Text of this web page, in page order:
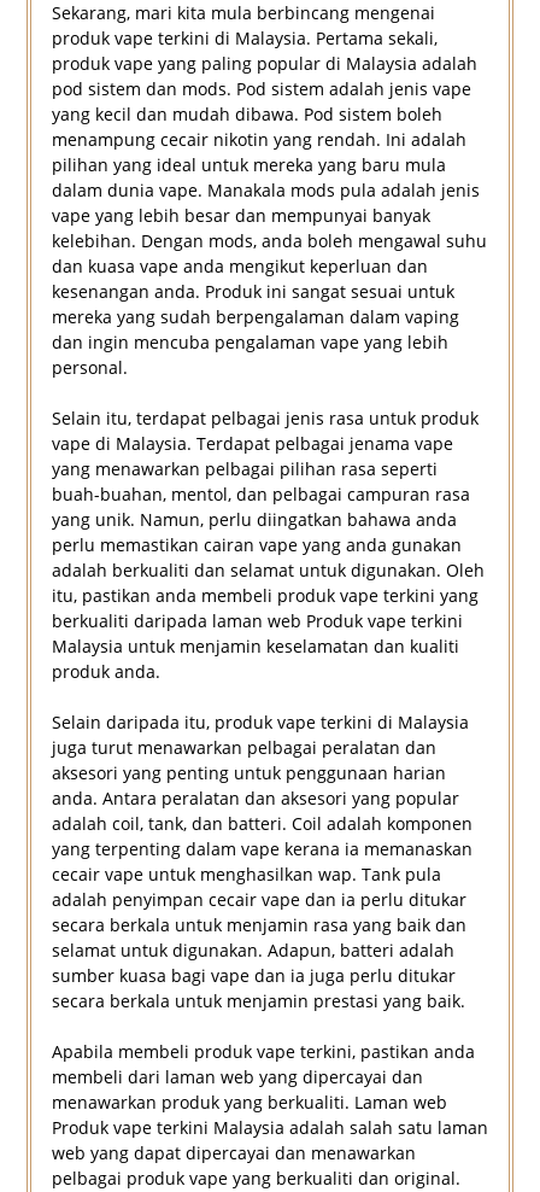
Sekarang, mari kita mula berbincang mengenai
produk vape terkini di Malaysia. Pertama sekali,
produk vape yang paling popular di Malaysia adalah
pod sistem dan mods. Pod sistem adalah jenis vape
yang kecil dan mudah dibawa. Pod sistem boleh
menampung cecair nikotin yang rendah. Ini adalah
pilihan yang ideal untuk mereka yang baru mula
dalam dunia vape. Manakala mods pula adalah jenis
vape yang lebih besar dan mempunyai banyak
kelebihan. Dengan mods, anda boleh mengawal suhu
dan kuasa vape anda mengikut keperluan dan
kesenangan anda. Produk ini sangat sesuai untuk
mereka yang sudah berpengalaman dalam vaping
dan ingin mencuba pengalaman vape yang lebih
personal.
Selain itu, terdapat pelbagai jenis rasa untuk produk
vape di Malaysia. Terdapat pelbagai jenama vape
yang menawarkan pelbagai pilihan rasa seperti
buah-buahan, mentol, dan pelbagai campuran rasa
yang unik. Namun, perlu diingatkan bahawa anda
perlu memastikan cairan vape yang anda gunakan
adalah berkualiti dan selamat untuk digunakan. Oleh
itu, pastikan anda membeli produk vape terkini yang
berkualiti daripada laman web Produk vape terkini
Malaysia untuk menjamin keselamatan dan kualiti
produk anda.
Selain daripada itu, produk vape terkini di Malaysia
juga turut menawarkan pelbagai peralatan dan
aksesori yang penting untuk penggunaan harian
anda. Antara peralatan dan aksesori yang popular
adalah coil, tank, dan batteri. Coil adalah komponen
yang terpenting dalam vape kerana ia memanaskan
cecair vape untuk menghasilkan wap. Tank pula
adalah penyimpan cecair vape dan ia perlu ditukar
secara berkala untuk menjamin rasa yang baik dan
selamat untuk digunakan. Adapun, batteri adalah
sumber kuasa bagi vape dan ia juga perlu ditukar
secara berkala untuk menjamin prestasi yang baik.
Apabila membeli produk vape terkini, pastikan anda
membeli dari laman web yang dipercayai dan
menawarkan produk yang berkualiti. Laman web
Produk vape terkini Malaysia adalah salah satu laman
web yang dapat dipercayai dan menawarkan
pelbagai produk vape yang berkualiti dan original.